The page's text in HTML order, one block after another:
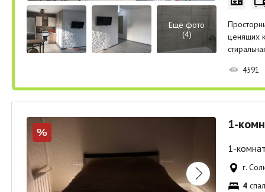
Ещё фото
(4)
ценящих
4591
%
1-
1-
г.
4